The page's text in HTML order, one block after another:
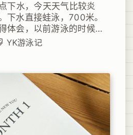
下水，今天天气比较炎
下水直接蛙泳，700米。
体会，以前游泳的时候总
，可能因为时机把握不是
下使用鼻子吐气，浮出水
顿时没有以前的肺部疲累
的收获了。
YK游泳记